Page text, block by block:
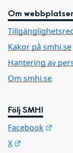
Om
Kakor på smhi.se
Hantering av
Om smhi.se
Följ SMHI
Facebook
X